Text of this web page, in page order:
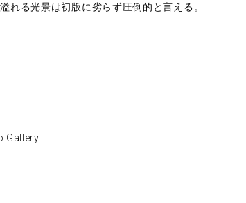
れる光景は初版に劣らず圧倒的と言える。
Gallery